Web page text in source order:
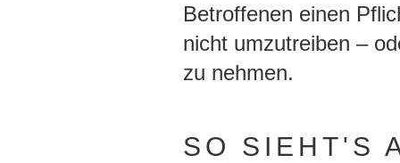
Betroffenen einen
nicht umzutreiben –
zu nehmen.
SO SIEHT'S